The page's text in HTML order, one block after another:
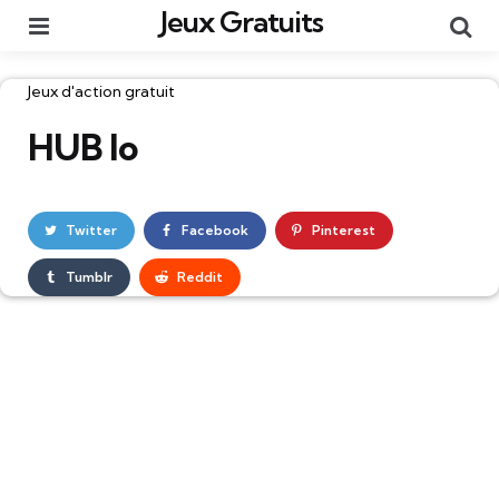
Jeux Gratuits
Catégories
Jeux d'action gratuit
HUB lo
Twitter Facebook Pinterest
Tumblr Reddit